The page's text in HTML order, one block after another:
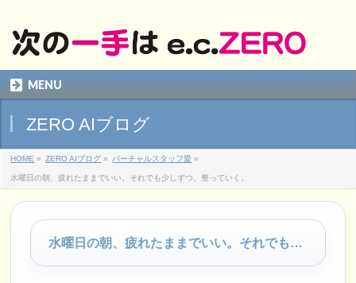
MENU
ZERO AIブログ
HOME » ZERO AIブログ » バーチャルスタッフ愛 »
水曜日の朝、疲れたままでいい。それでも少しずつ、整っていく。
水曜日の朝、疲れたままでいい。それでも少しずつ、整っていく。